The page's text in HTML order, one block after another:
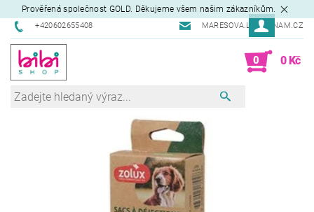
Prověřená společnost GOLD. Děkujeme všem našim zákazníkům.
+420602655408 MARESOVA.L@SEZNAM.CZ
0 0 Kč